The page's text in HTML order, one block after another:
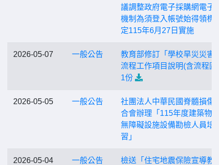
議調整政府電子採購網電子
機制為須登入帳號始得領標
定115年6月27日實施
2026-05-07 一般公告
教育部修訂「學校旱災災害
流程工作項目說明(含流程圖
1份
2026-05-05 一般公告
社團法人中華民國脊髓損傷
合會辦理「115年度建築物
無障礙設施設備勘檢人員培
習」
2026-05-04 一般公告
檢送「住宅地震保險宣導教